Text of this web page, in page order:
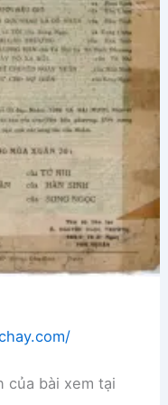
của bài xem tại